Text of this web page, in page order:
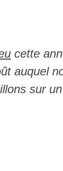
cette
auquel
sur